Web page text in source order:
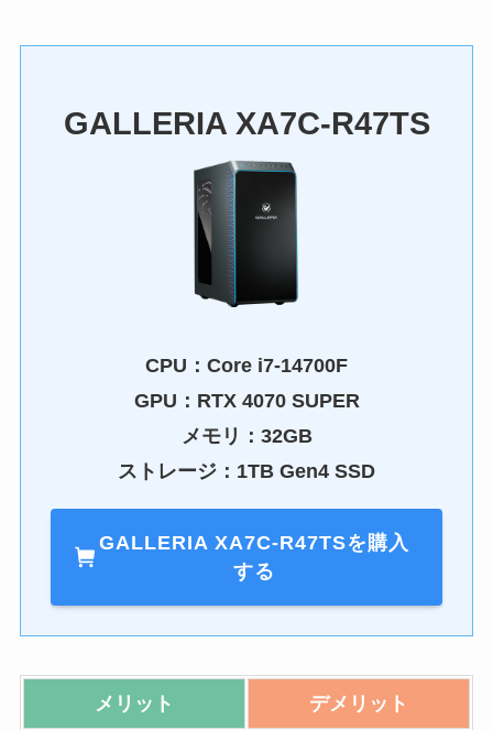
GALLERIA XA7C-R47TS
CPU： Core i7-14700F
GPU：RTX 4070 SUPER
メモリ：32GB
ストレージ：1TB Gen4 SSD
GALLERIA XA7C-R47TSを購入
する
メリット デメリット